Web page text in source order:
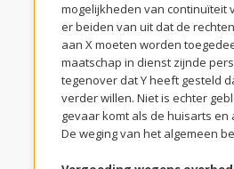
mogelijkheden van continuïteit
er beiden van uit dat de
aan X moeten worden
maatschap in dienst zijnde
tegenover dat Y heeft gesteld
verder willen. Niet is echter
gevaar komt als de huisarts
De weging van het algemeen